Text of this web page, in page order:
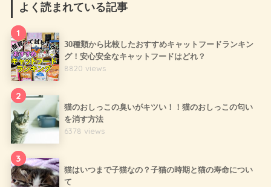
よく読まれている記事
1
30種類から比較したおすすめキャットフードランキン
グ！安心安全なキャットフードはどれ？
8820 views
2
猫のおしっこの臭いがキツい！！猫のおしっこの匂い
を消す方法
6378 views
3
猫はいつまで子猫なの？子猫の時期と猫の寿命につい
て